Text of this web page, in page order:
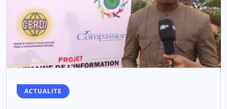
ACTUALITE